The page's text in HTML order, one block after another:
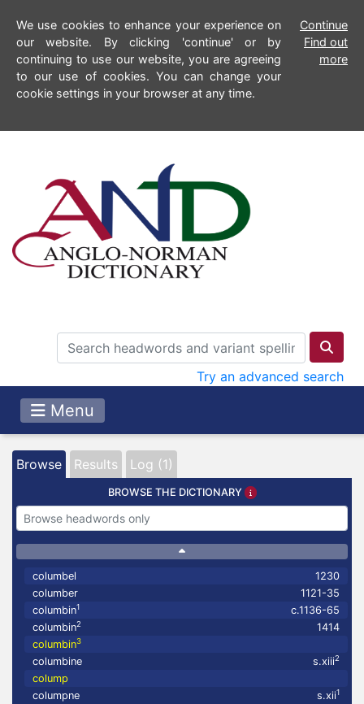
We use cookies to enhance your experience on
our website. By clicking 'continue' or by
continuing to use our website, you are agreeing
to our use of cookies. You can change your
cookie settings in your browser at any time.
Continue
Find out
more
Try an advanced search
Menu
Browse Results Log (1)
BROWSE THE DICTIONARY
columbel
1230
columber
1121-35
columbin1
c.1136-65
columbin2
1414
columbin3
columbine s.xiii2
colump
columpne
s.xii1